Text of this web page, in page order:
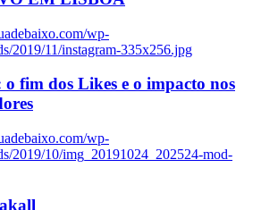
wp-
2019/11/instagram-335x256.jpg
fim dos Likes e o impacto nos
wp-
2019/10/img_20191024_202524-mod-